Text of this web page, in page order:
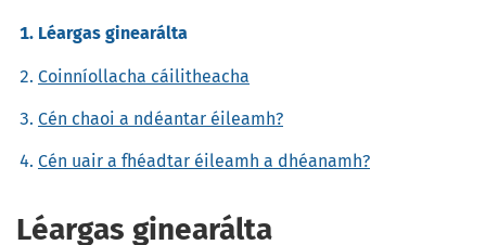
Léargas ginearálta
Coinníollacha cáilitheacha
Cén chaoi a ndéantar éileamh?
Cén uair a fhéadtar éileamh a dhéanamh?
Léargas ginearálta